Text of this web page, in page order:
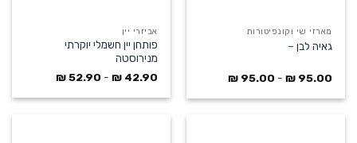
מארזי שי וקונפיטורות
גאיה לבן –
95.00
₪
-
95.00
₪
אביזרי יין
פותחן יין חשמלי יוקרתי
מנירוסטה
42.90
₪
-
52.90
₪